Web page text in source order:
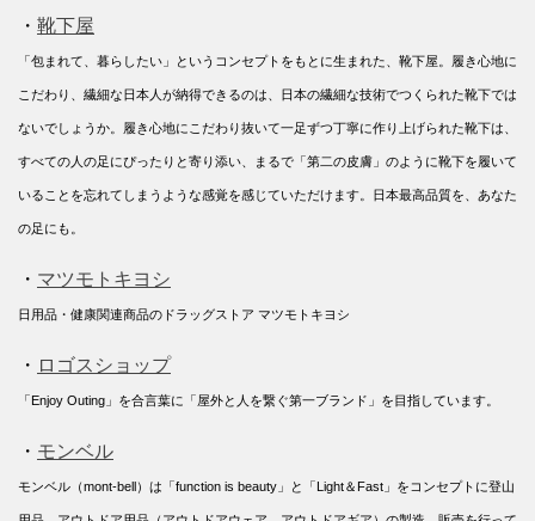
・ 靴下屋
「包まれて、暮らしたい」というコンセプトをもとに生まれた、靴下屋。履き心地に
こだわり、繊細な日本人が納得できるのは、日本の繊細な技術でつくられた靴下では
ないでしょうか。履き心地にこだわり抜いて一足ずつ丁寧に作り上げられた靴下は、
すべての人の足にぴったりと寄り添い、まるで「第二の皮膚」のように靴下を履いて
いることを忘れてしまうような感覚を感じていただけます。日本最高品質を、あなた
の足にも。
・ マツモトキヨシ
日用品・健康関連商品のドラッグストア マツモトキヨシ
・ ロゴスショップ
「Enjoy Outing」を合言葉に「屋外と人を繋ぐ第一ブランド」を目指しています。
・ モンベル
モンベル（mont-bell）は「function is beauty」と「Light＆Fast」をコンセプトに登山